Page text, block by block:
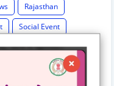
Rajasthan
Social Event
Technology